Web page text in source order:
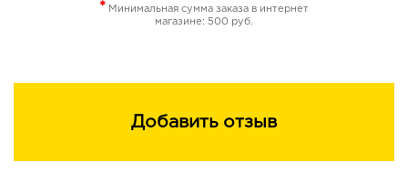
* Минимальная сумма заказа в интернет
магазине: 500 руб.
Добавить отзыв